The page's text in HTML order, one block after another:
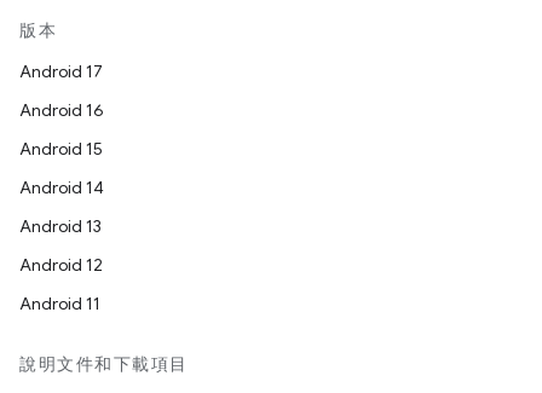
版本
Android 17
Android 16
Android 15
Android 14
Android 13
Android 12
Android 11
說明文件和下載項目